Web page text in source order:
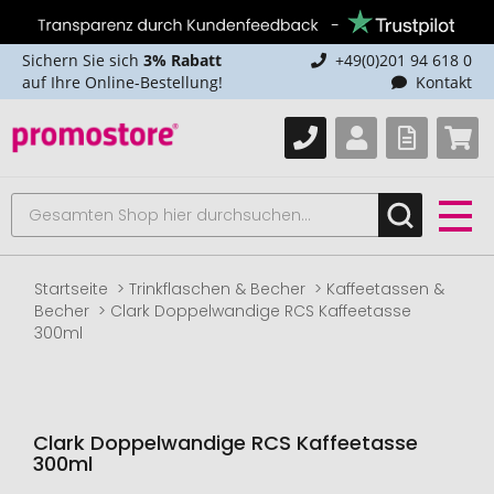
Sichern Sie sich 3% Rabatt
auf Ihre Online-Bestellung!
+49(0)201 94 618 0
Kontakt
Startseite Trinkflaschen & Becher
Kaffeetassen &
Becher
Clark Doppelwandige RCS Kaffeetasse
300ml
Clark Doppelwandige RCS Kaffeetasse
300ml